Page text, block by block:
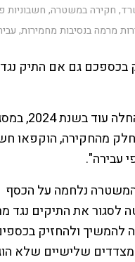
, חקירה במשטרה, חשבוניות
מרמה בנסיבות מחמירות,
גם אם התיק
לאחרונה
מהחקירה, הוקפאו
עבירה".
נלחמה על הכסף
לסגור את התיקים נגד
ולהחזיק
מצדדים שלישיים שלא